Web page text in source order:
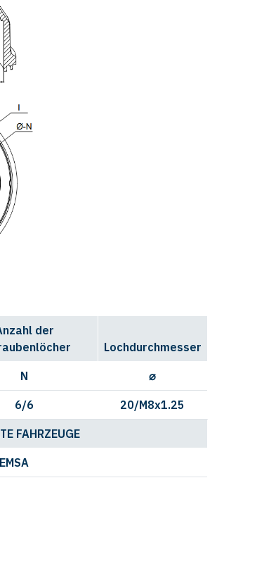
der
Lochdurchmesser
N ⌀
6/6 20/M8x1.25
FAHRZEUGE